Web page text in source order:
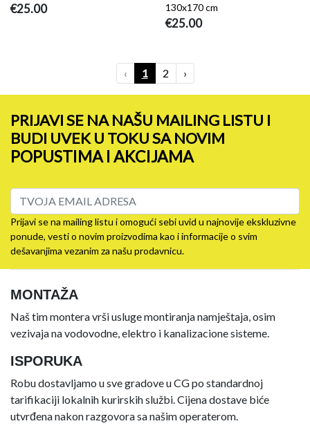
€25.00
130x170 cm
€25.00
‹ 1 2 ›
PRIJAVI SE NA NAŠU MAILING LISTU I
BUDI UVEK U TOKU SA NOVIM
POPUSTIMA I AKCIJAMA
Prijavi se na mailing listu i omogući sebi uvid u najnovije ekskluzivne
ponude, vesti o novim proizvodima kao i informacije o svim
dešavanjima vezanim za našu prodavnicu.
MONTAŽA
Naš tim montera vrši usluge montiranja namještaja, osim
vezivaja na vodovodne, elektro i kanalizacione sisteme.
ISPORUKA
Robu dostavljamo u sve gradove u CG po standardnoj
tarifikaciji lokalnih kurirskih službi. Cijena dostave biće
utvrđena nakon razgovora sa našim operaterom.